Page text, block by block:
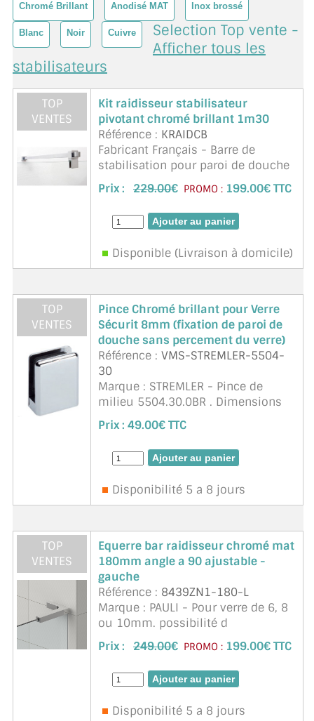
EXEMPLES, RÉALISATIONS, INSPIRATIONS
NUANCIER RAL
CONSEILS / AIDE
A PROPOS DE LA LIVRAISON
COMPTE PRO
NOUS TROUVER - BUC 78
NOUS CONTACTER
Chromé Brillant Anodisé MAT Inox brossé
Blanc Noir Cuivre
Selection Top vente -
Afficher tous les
stabilisateurs
TOP
VENTES
Kit raidisseur stabilisateur
pivotant chromé brillant 1m30
Référence : KRAIDCB
Fabricant Français - Barre de
stabilisation pour paroi de douche
de 6 à 10mm d'épaisseur. Réglable
et orientable, recoupe facile,
finition parfaite, tube carré. Ligne
moderne et épu ...suite
Prix : 229.00€ PROMO : 199.00€ TTC
Disponible (Livraison à domicile)
TOP
VENTES
Pince Chromé brillant pour Verre
Sécurit 8mm (fixation de paroi de
douche sans percement du verre)
Référence : VMS-STREMLER-5504-
30
Marque : STREMLER - Pince de
milieu 5504.30.0BR . Dimensions
(mm) : 50 x 40 x 22,4. Talon 10mm
Prix : 49.00€ TTC
Disponibilité 5 a 8 jours
TOP
VENTES
Equerre bar raidisseur chromé mat
180mm angle a 90 ajustable -
gauche
Référence : 8439ZN1-180-L
Marque : PAULI - Pour verre de 6, 8
ou 10mm. possibilité d
ajustement. cornière stabilisatrice
avec réglage mural par trous
oblongs. clipsable sur le chant du
verre. sans usinage du verre. vis
Prix : 249.00€ PROMO : 199.00€ TTC
Disponibilité 5 a 8 jours